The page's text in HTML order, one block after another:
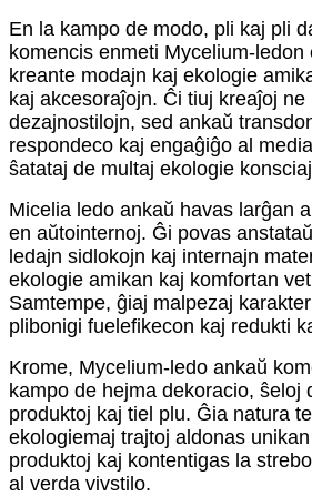
En la kampo de modo, pli kaj pli
komencis enmeti Mycelium-ledon
kreante modajn kaj ekologie
kaj akcesoraĵojn. Ĉi tiuj kreaĵoj
dezajnostilojn, sed ankaŭ
respondeco kaj engaĝiĝo al
ŝatataj de multaj ekologie
Micelia ledo ankaŭ havas larĝan
en aŭtointernoj. Ĝi povas
ledajn sidlokojn kaj internajn
ekologie amikan kaj komfortan
Samtempe, ĝiaj malpezaj
plibonigi fuelefikecon kaj redukti
Krome, Mycelium-ledo ankaŭ
kampo de hejma dekoracio, ŝeloj
produktoj kaj tiel plu. Ĝia natura
ekologiemaj trajtoj aldonas
produktoj kaj kontentigas la
al verda vivstilo.